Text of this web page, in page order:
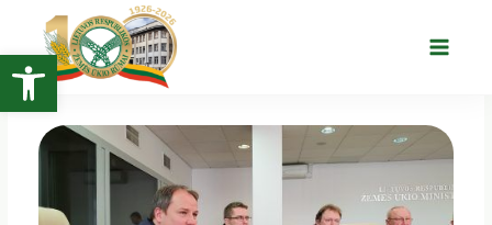
Open toolbar
turinio
Main